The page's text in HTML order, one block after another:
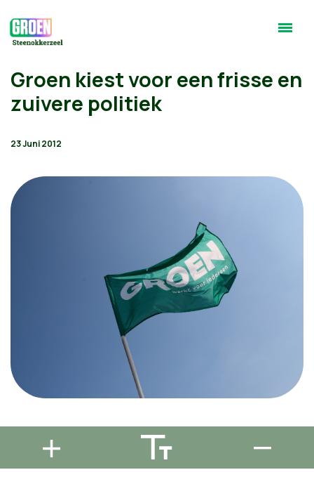
Groen kiest voor een frisse en
zuivere politiek
23 Juni 2012